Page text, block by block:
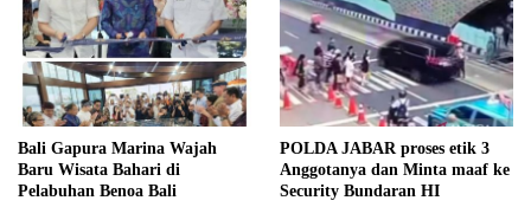
Bali Gapura Marina Wajah
Baru Wisata Bahari di
Pelabuhan Benoa Bali
POLDA JABAR proses etik 3
Anggotanya dan Minta maaf ke
Security Bundaran HI